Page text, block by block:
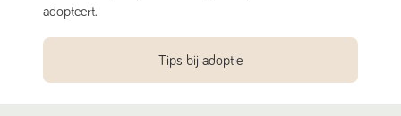
adopteert.
Tips bij adoptie